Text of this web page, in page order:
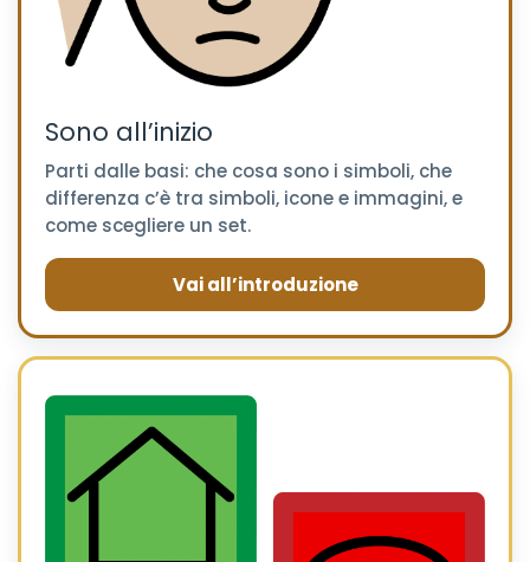
Sono all’inizio
Parti dalle basi: che cosa sono i simboli, che
differenza c’è tra simboli, icone e immagini, e
come scegliere un set.
Vai all’introduzione